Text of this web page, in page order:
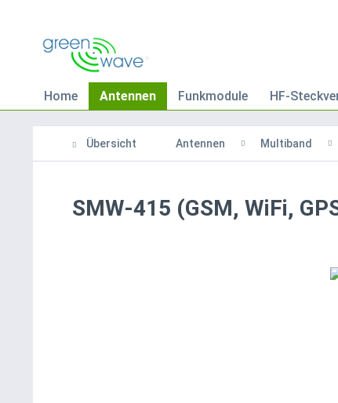
Home Antennen Funkmodule HF-
Übersicht Antennen Multiband
SMW-415 (GSM, WiFi,